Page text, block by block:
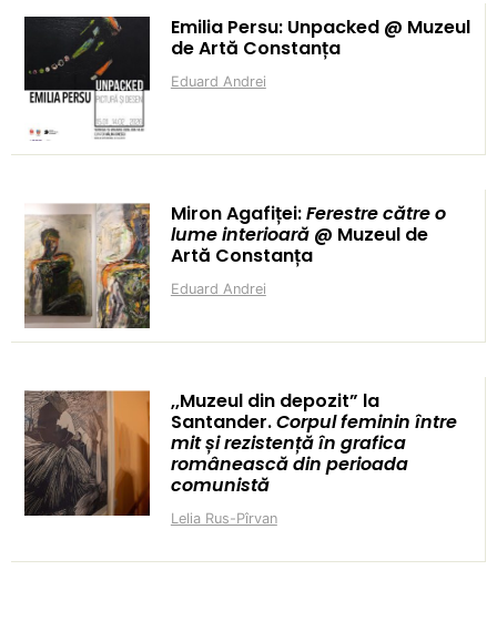
Emilia Persu: Unpacked @ Muzeul
de Artă Constanța
Eduard Andrei
Miron Agafiței:Ferestre către o
lume interioară@ Muzeul de
Artă Constanța
Eduard Andrei
,,Muzeul din depozit” la
Santander.Corpul feminin între
mit și rezistență în grafica
românească din perioada
comunistă
Lelia Rus-Pîrvan